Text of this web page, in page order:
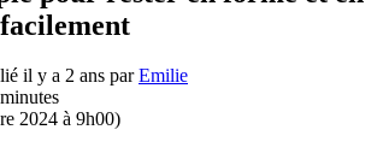
il y a 2 ans parEmilie
2024 à 9h00)